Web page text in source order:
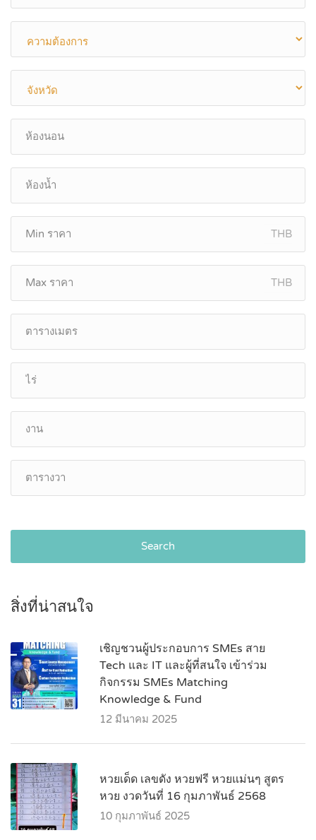
THB
THB
Search
สิ่งที่น่าสนใจ
เชิญชวนผู้ประกอบการ SMEs สาย
Tech และ IT และผู้ที่สนใจ เข้าร่วม
กิจกรรม SMEs Matching
Knowledge & Fund
12 มีนาคม 2025
หวยเด็ด เลขดัง หวยฟรี หวยแม่นๆ สูตร
หวย งวดวันที่ 16 กุมภาพันธ์ 2568
10 กุมภาพันธ์ 2025